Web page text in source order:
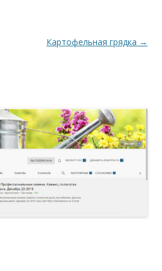
Картофельная грядка →